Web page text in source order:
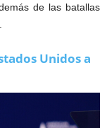
de las batallas
Unidos a